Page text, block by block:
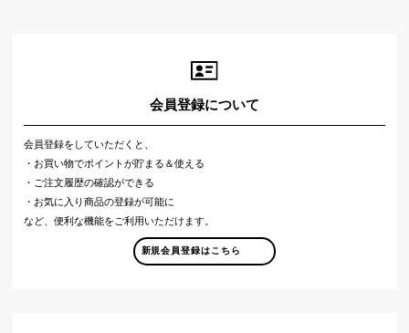
会員登録について
会員登録をしていただくと、
・お買い物でポイントが貯まる＆使える
・ご注文履歴の確認ができる
・お気に入り商品の登録が可能に
など、便利な機能をご利用いただけます。
新規会員登録はこちら